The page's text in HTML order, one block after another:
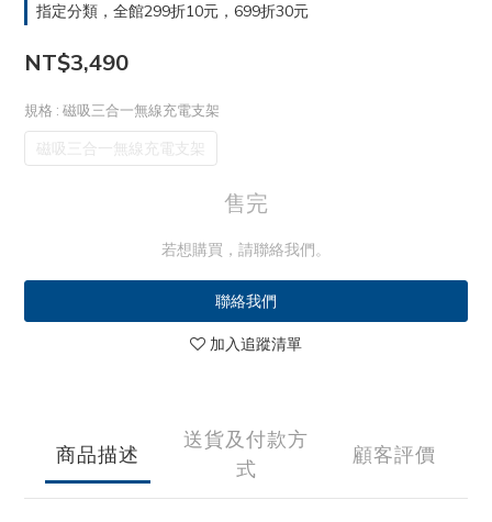
指定分類，全館299折10元，699折30元
NT$3,490
規格 : 磁吸三合一無線充電支架
磁吸三合一無線充電支架
售完
若想購買，請聯絡我們。
聯絡我們
加入追蹤清單
商品描述
送貨及付款方
式
顧客評價